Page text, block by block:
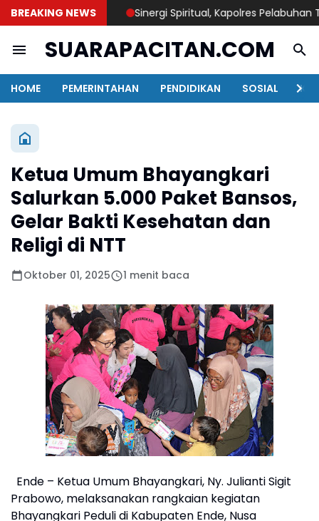
BREAKING NEWS Sinergi Spiritual, Kapolres Pelabuhan
SUARAPACITAN.COM
HOME PEMERINTAHAN PENDIDIKAN SOSIAL
Ketua Umum Bhayangkari
Salurkan 5.000 Paket Bansos,
Gelar Bakti Kesehatan dan
Religi di NTT
Oktober 01, 2025 1 menit baca
Ende – Ketua Umum Bhayangkari, Ny. Julianti Sigit
Prabowo, melaksanakan rangkaian kegiatan
Bhayangkari Peduli di Kabupaten Ende, Nusa